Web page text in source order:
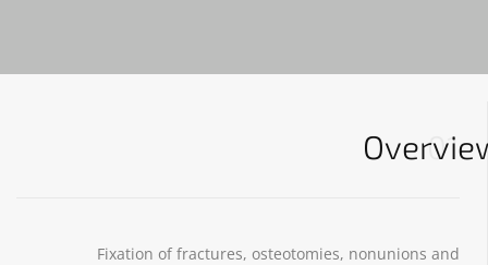
01
Fixation of fractures, osteotomies, nonunions and